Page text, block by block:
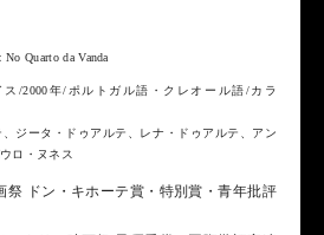
Quarto da Vanda
/2000年/ポルトガル語・クレオール語/カラ
ジータ・ドゥアルテ、レナ・ドゥアルテ、アン
ロ・ヌネス
祭 ドン・キホーテ賞・特別賞・青年批評